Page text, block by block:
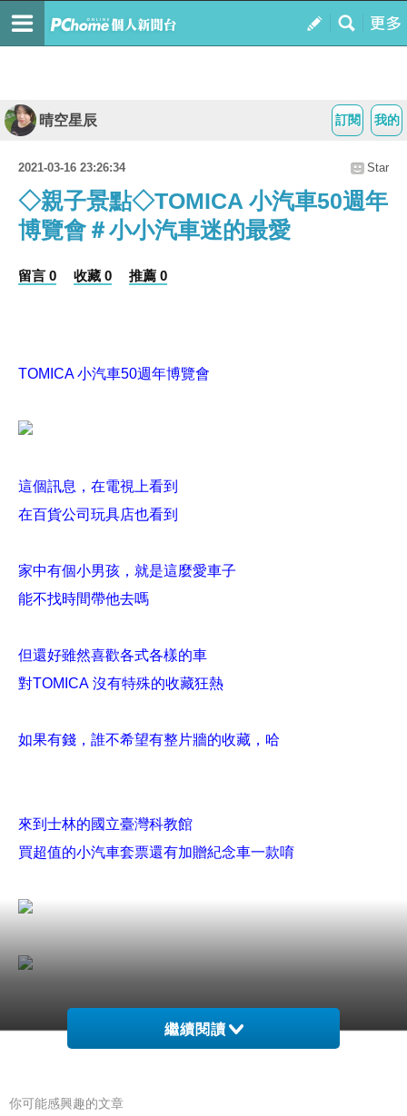
我的
訂閱
晴空星辰
2021-03-16 23:26:34 Star
◇親子景點◇TOMICA 小汽車50週年
博覽會＃小小汽車迷的最愛
留言 0 收藏 0 推薦 0
TOMICA 小汽車50週年博覽會
這個訊息，在電視上看到
在百貨公司玩具店也看到
家中有個小男孩，就是這麼愛車子
能不找時間帶他去嗎
但還好雖然喜歡各式各樣的車
對TOMICA 沒有特殊的收藏狂熱
如果有錢，誰不希望有整片牆的收藏，哈
來到士林的國立臺灣科教館
買超值的小汽車套票還有加贈紀念車一款唷
假日去的，但意外地沒有特別排隊就進廠了
接下來，就什麼都不說，看圖說故事
繼續閱讀
你可能感興趣的文章